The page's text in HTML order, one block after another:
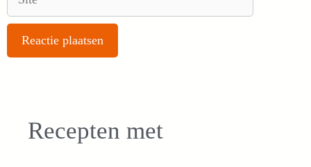
Recepten met